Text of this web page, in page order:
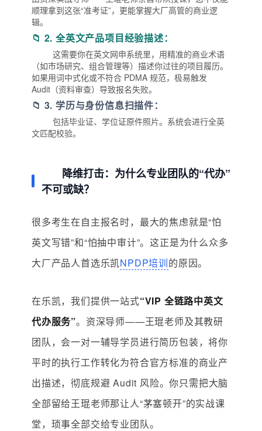
顺理拿到这张“准考证”，更能掌握大厂高管的商业逻
辑。
📁 2. 全英文产品项目经验描述：
这需要你在英文网申系统里，用精准的商业术语
（如市场研究、组合管理等）描述你过往的项目履历。
如果用词中式化或不符合 PDMA 规范，极易触发
Audit（资料审查）导致报名失败。
📁 3. 学历与身份信息扫描件：
包括毕业证、学位证原件照片。系统会进行全英
文匹配校验。
降维打击：为什么专业团队的“代办”
不可或缺？
很多考生在自主报名时，最大的焦虑就是“怕
英文写错”和“怕抽中审计”。这正是为什么众多
大厂产品人首选乐凯NPDP培训的原因。
在乐凯，我们提供一站式“VIP 全链路中英文
代办服务”。资深导师——王琨老师及其教研
团队，会一对一辅导学员进行简历包装，将你
平时的执行工作转化为符合官方标准的商业产
出描述，彻底规避 Audit 风险。你只需把大脑
全部留给王琨老师那让人“茅塞顿开”的实战课
堂，琐事全部交给专业团队。